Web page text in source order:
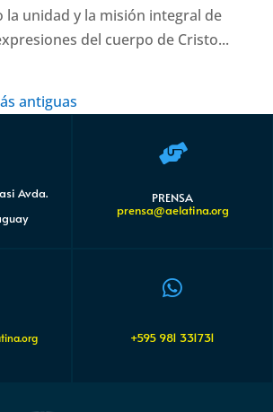
la unidad y la misión integral de
del cuerpo de Cristo...
antiguas
Avda.

PRENSA
prensa@aelatina.org

+595 981 331731